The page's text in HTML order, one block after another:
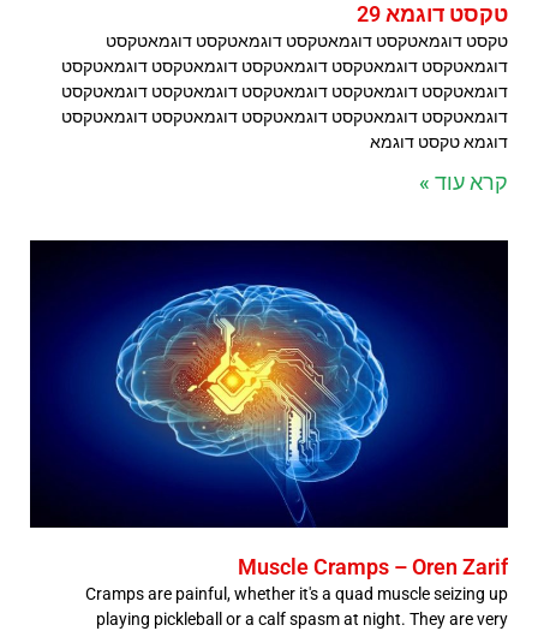
טקסט דוגמא 29
טקסט דוגמאטקסט דוגמאטקסט דוגמאטקסט דוגמאטקסט
דוגמאטקסט דוגמאטקסט דוגמאטקסט דוגמאטקסט דוגמאטקסט
דוגמאטקסט דוגמאטקסט דוגמאטקסט דוגמאטקסט דוגמאטקסט
דוגמאטקסט דוגמאטקסט דוגמאטקסט דוגמאטקסט דוגמאטקסט
דוגמא טקסט דוגמא
קרא עוד »
Muscle Cramps – Oren Zarif
Cramps are painful, whether it's a quad muscle seizing up
playing pickleball or a calf spasm at night. They are very